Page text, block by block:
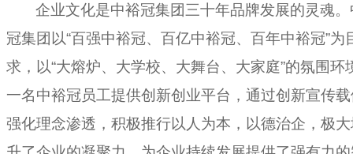
企业文化是中裕冠集团三十年品牌发展的灵魂
冠集团以“百强中裕冠、百亿中裕冠、百年中裕冠”为
求，以“大熔炉、大学校、大舞台、大家庭”的氛围环
一名中裕冠员工提供创新创业平台，通过创新宣传
强化理念渗透，积极推行以人为本，以德治企，极